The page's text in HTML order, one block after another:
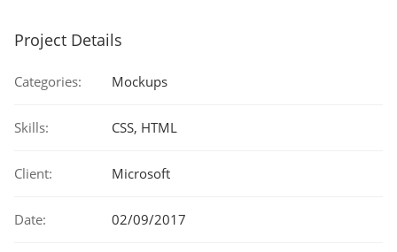
Project Details
Categories: Mockups
Skills: CSS, HTML
Client: Microsoft
Date: 02/09/2017